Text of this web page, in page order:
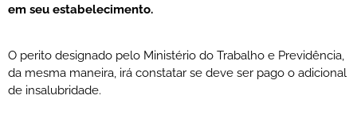
em seu estabelecimento.
O perito designado pelo Ministério do Trabalho e Previdência,
da mesma maneira, irá constatar se deve ser pago o adicional
de insalubridade.